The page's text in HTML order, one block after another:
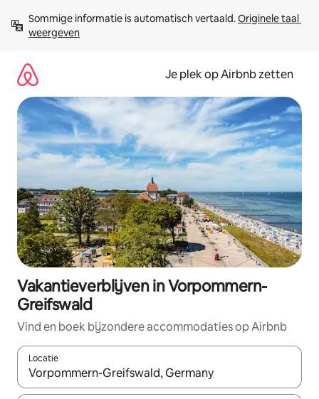
direct
naar
Sommige informatie is automatisch vertaald. Originele taal
weergeven
Je plek op Airbnb zetten
Vakantieverblijven in Vorpommern-
Greifswald
Vind en boek bijzondere accommodaties op Airbnb
Locatie
Wanneer er resultaten beschikbaar zijn, maak je een keuze